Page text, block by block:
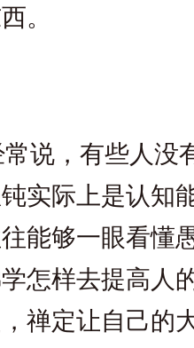
。
说，有些人没
实际上是认知
能够一眼看懂
怎样去提高人
禅定让自己的